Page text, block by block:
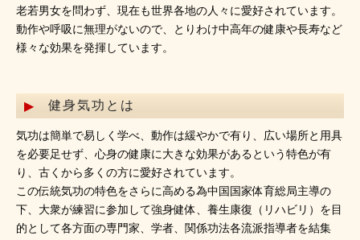
老若男女を問わず、現在も世界各地の人々に愛好されています。
動作や呼吸に無理がないので、とりわけ中高年の健康や長寿など
様々な効果を発揮しています。
健身気功とは
気功は簡単で易しく学べ、動作は緩やかで有り、広い場所と用具
を必要足せず、心身の健康に大きな効果があるという特色が有
り、古くから多くの方に愛好されています。
この伝統気功の特色をさらに高める為中国国家体育総局主導の
下、大衆が練習に参加して強身健体、養生康復（リハビリ）を目
的として各方面の専門家、学者、関係功法各流派指導者を結集